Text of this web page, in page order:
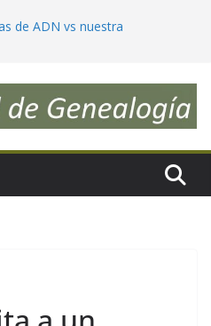
de ADN vs nuestra
nuestros apellidos para que
genética?
trazables y significativos
(julio 2026) ¿las sigues?